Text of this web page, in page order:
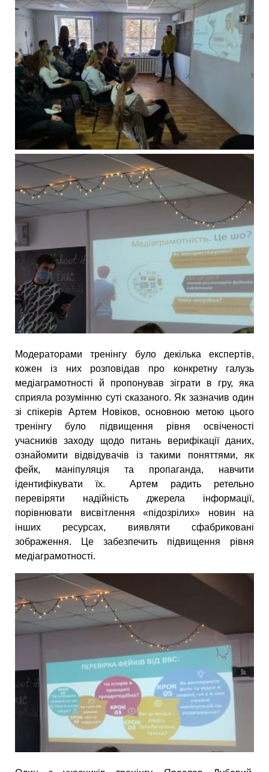
Модераторами тренінгу було декілька експертів,
кожен із них розповідав про конкретну галузь
медіаграмотності й пропонував зіграти в гру, яка
сприяла розумінню суті сказаного. Як зазначив один
зі спікерів Артем Новіков, основною метою цього
тренінгу було підвищення рівня освіченості
учасників заходу щодо питань верифікації даних,
ознайомити відвідувачів із такими поняттями, як
фейк, маніпуляція та пропаганда, навчити
ідентифікувати їх. Артем радить ретельно
перевіряти надійність джерела інформації,
порівнювати висвітлення «підозрілих» новин на
інших ресурсах, виявляти сфабриковані
зображення. Це забезпечить підвищення рівня
медіаграмотності.